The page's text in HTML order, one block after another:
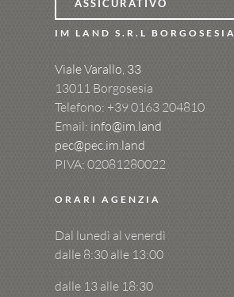
ASSICURATIVO
IM LAND S.R.L BORGOSESIA
Viale Varallo, 33
13011 Borgosesia
Telefono: +390163 204810
Email: info@im.land
pec@pec.im.land
PIVA: 02081280022
ORARI AGENZIA
Dal lunedì al venerdì
dalle 8:30 alle 13:00
dalle 13 alle 18:30